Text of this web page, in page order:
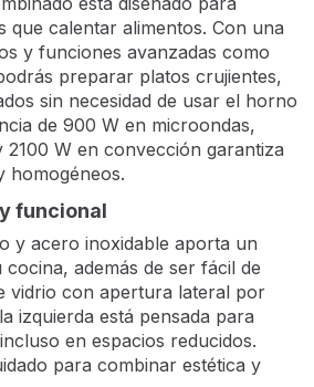
que calentar alimentos. Con una
y funciones avanzadas como
preparar platos crujientes,
sin necesidad de usar el horno
de 900 W en microondas,
2100 W en convección garantiza
homogéneos.
funcional
y acero inoxidable aporta un
además de ser fácil de
vidrio con apertura lateral por
izquierda está pensada para
en espacios reducidos.
para combinar estética y